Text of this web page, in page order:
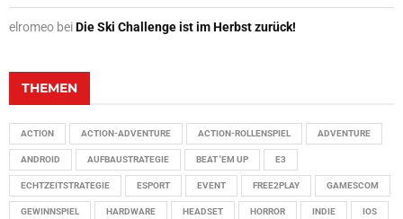
elromeo beiDie Ski Challenge ist im Herbst zurück!
THEMEN
ACTION ACTION-ADVENTURE ACTION-ROLLENSPIEL ADVENTURE
ANDROID AUFBAUSTRATEGIE BEAT 'EM UP E3
ECHTZEITSTRATEGIE ESPORT EVENT FREE2PLAY GAMESCOM
GEWINNSPIEL HARDWARE HEADSET HORROR INDIE IOS